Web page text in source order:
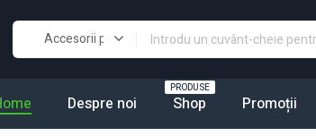
Despre noi Shop
PRODUSE
Promoții